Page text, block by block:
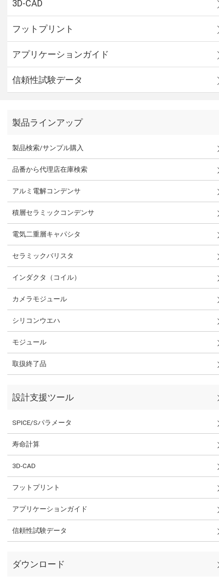
3D-CAD
フットプリント
アプリケーションガイド
信頼性試験データ
製品ラインアップ
製品検索/サンプル購入
品番から代理店在庫検索
アルミ電解コンデンサ
積層セラミックコンデンサ
電気二重層キャパシタ
セラミックバリスタ
インダクタ（コイル）
カメラモジュール
シリコンウエハ
モジュール
取扱終了品
設計支援ツール
SPICE/Sパラメータ
寿命計算
3D-CAD
フットプリント
アプリケーションガイド
信頼性試験データ
ダウンロード